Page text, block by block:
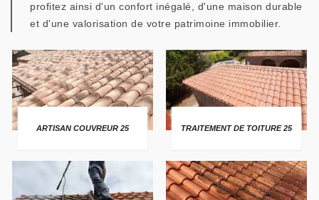
profitez ainsi d'un confort inégalé, d'une maison durable
et d'une valorisation de votre patrimoine immobilier.
ARTISAN COUVREUR 25 TRAITEMENT DE TOITURE 25